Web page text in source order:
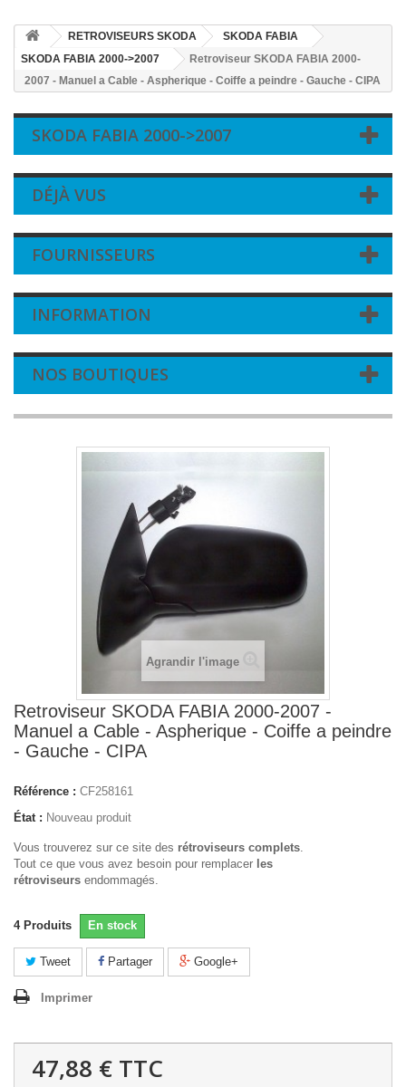
RETROVISEURS SKODA
SKODA FABIA
SKODA FABIA 2000->2007
Retroviseur SKODA FABIA 2000-
2007 - Manuel a Cable - Aspherique - Coiffe a peindre - Gauche - CIPA
SKODA FABIA 2000->2007
DÉJÀ VUS
FOURNISSEURS
INFORMATION
NOS BOUTIQUES
Agrandir l'image
Retroviseur SKODA FABIA 2000-2007 -
Manuel a Cable - Aspherique - Coiffe a peindre
- Gauche - CIPA
Référence : CF258161
État : Nouveau produit
Vous trouverez sur ce site des rétroviseurs complets.
Tout ce que vous avez besoin pour remplacer les
rétroviseurs endommagés.
4 Produits En stock
Tweet Partager Google+
Imprimer
47,88 € TTC